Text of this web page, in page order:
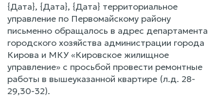
{Дата}, {Дата}, {Дата} территориальное
управление по Первомайскому району
письменно обращалось в адрес департамента
городского хозяйства администрации города
Кирова и МКУ «Кировское жилищное
управление» с просьбой провести ремонтные
работы в вышеуказанной квартире (л.д. 28-
29,30-32).